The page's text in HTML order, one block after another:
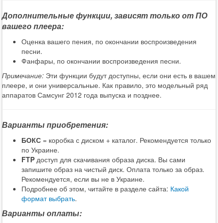
Дополнительные функции, зависят только от ПО
вашего плеера:
Оценка вашего пения, по окончании воспроизведения
песни.
Фанфары, по окончании воспроизведения песни.
Примечание: Эти функции будут доступны, если они есть в вашем
плеере, и они универсальные. Как правило, это модельный ряд
аппаратов Самсунг 2012 года выпуска и позднее.
Варианты приобретения:
БОКС = коробка с диском + каталог. Рекомендуется только
по Украине.
FTP доступ для скачивания образа диска. Вы сами
запишите образ на чистый диск. Оплата только за образ.
Рекомендуется, если вы не в Украине.
Подробнее об этом, читайте в разделе сайта: Какой
формат выбрать.
Варианты оплаты: